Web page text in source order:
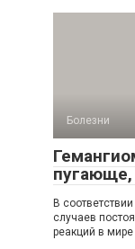
Болезни
пугающе,
В
случаев
реакций в мире